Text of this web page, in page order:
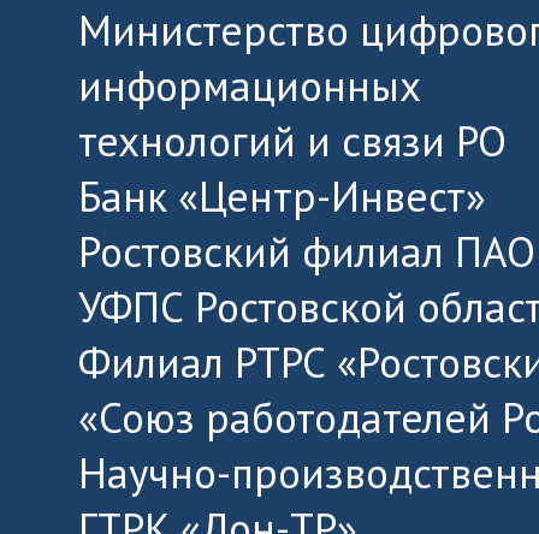
Министерство
информационных
технологий и связи РО
Банк «Центр-Инвест»
Ростовский филиал
УФПС Ростовской
Филиал РТРС
«Союз работодателей
Научно-